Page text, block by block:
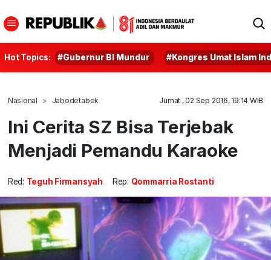
Hot Topics: #Gubernur BI Mundur #Kongres Umat Islam
Nasional Jabodetabek Jumat , 02 Sep 2016, 19:14 WIB
Ini Cerita SZ Bisa Terjebak
Menjadi Pemandu Karaoke
Red: Teguh Firmansyah Rep: Qommarria Rostanti